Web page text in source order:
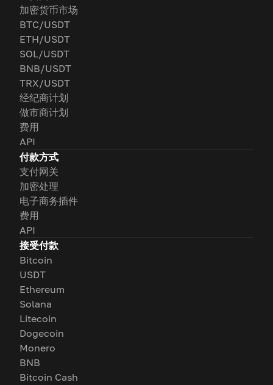
加密货币市场
BTC/USDT
ETH/USDT
SOL/USDT
BNB/USDT
TRX/USDT
经纪商计划
做市商计划
费用
API
付款方式
支付网关
加密处理
电子商务插件
费用
API
接受付款
Bitcoin
USDT
Ethereum
Solana
Litecoin
Dogecoin
Monero
BNB
Bitcoin Cash